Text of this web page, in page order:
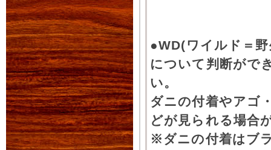
●WD(ワイルド＝
について判断がで
い。
ダニの付着やアゴ
どが見られる場合
※ダニの付着はブ